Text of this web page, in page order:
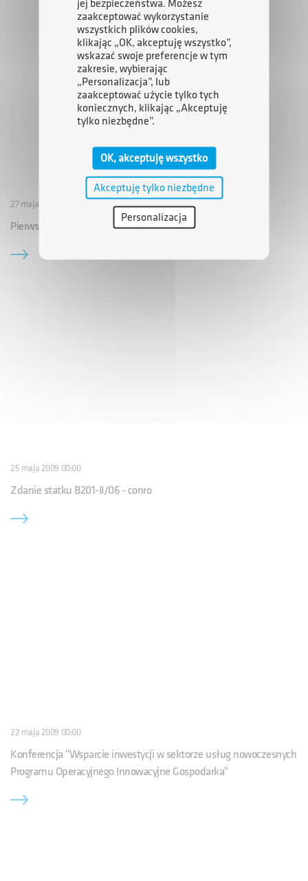
27 maja 2009 00:00
Pierwsze umowy w Stoczni Gdynia zawarte
25 maja 2009 00:00
Zdanie statku B201-II/06 - conro
22 maja 2009 00:00
Konferencja "Wsparcie inwestycji w sektorze usług nowoczesnych
Programu Operacyjnego Innowacyjne Gospodarka"
jej bezpieczeństwa. Możesz
zaakceptować wykorzystanie
wszystkich plików cookies,
klikając „OK, akceptuję wszystko”,
wskazać swoje preferencje w tym
zakresie, wybierając
„Personalizacja”, lub
zaakceptować użycie tylko tych
koniecznych, klikając „Akceptuję
tylko niezbędne”.
OK, akceptuję wszystko
Akceptuję tylko niezbędne
Personalizacja